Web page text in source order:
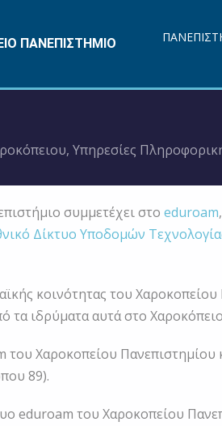
ΠΑΝΕΠΙΣΤΗΜΙΟ
, Υπηρεσίες
συμμετέχει στο eduroam
Δίκτυο Υποδομών
κοινότητας του
τα ιδρύματα αυτά στο
Χαροκοπείου Πανεπιστημίου
89).
eduroam του Χαροκοπείου